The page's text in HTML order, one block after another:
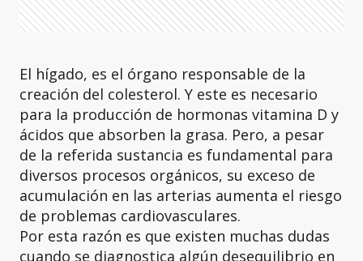
El hígado, es el órgano responsable de la
creación del colesterol. Y este es necesario
para la producción de hormonas vitamina D y
ácidos que absorben la grasa. Pero, a pesar
de la referida sustancia es fundamental para
diversos procesos orgánicos, su exceso de
acumulación en las arterias aumenta el riesgo
de problemas cardiovasculares.
Por esta razón es que existen muchas dudas
cuando se diagnostica algún desequilibrio en